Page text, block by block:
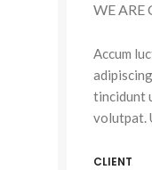
WE ARE
Accum
tincidunt
volutpat.
CLIENT